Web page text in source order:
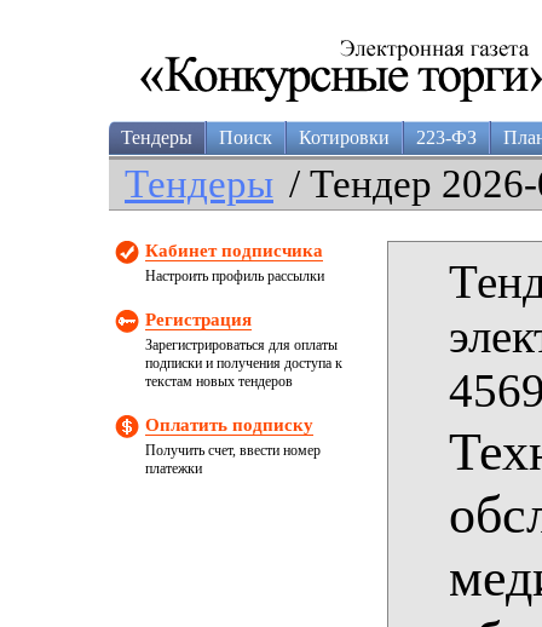
Тендеры Поиск Котировки 223-ФЗ
Тендеры / Тендер
Кабинет подписчика
Настроить профиль рассылки
Регистрация
Зарегистрироваться для оплаты
подписки и получения доступа к
текстам новых тендеров
Оплатить подписку
Получить счет, ввести номер
платежки